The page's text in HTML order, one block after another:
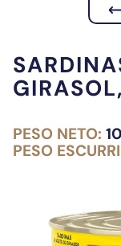
PESO NETO:
PESO